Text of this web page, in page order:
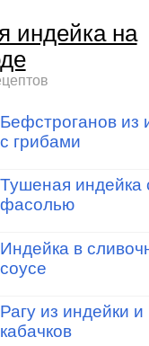
индейка на
Бефстроганов из
с грибами
Тушеная индейка
фасолью
Индейка в
соусе
Рагу из индейки и
кабачков